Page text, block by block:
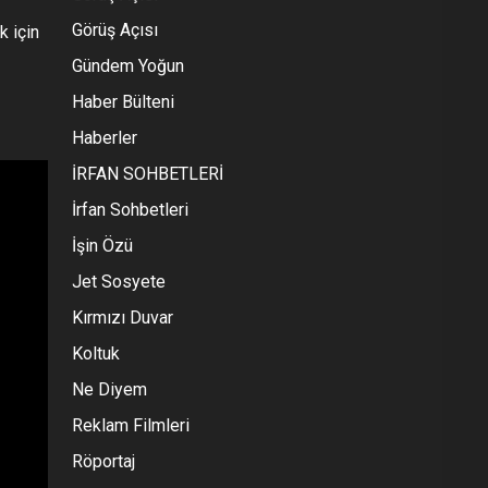
için
Görüş Açısı
Gündem Yoğun
Haber Bülteni
Haberler
İRFAN SOHBETLERİ
İrfan Sohbetleri
İşin Özü
Jet Sosyete
Kırmızı Duvar
Koltuk
Ne Diyem
Reklam Filmleri
Röportaj